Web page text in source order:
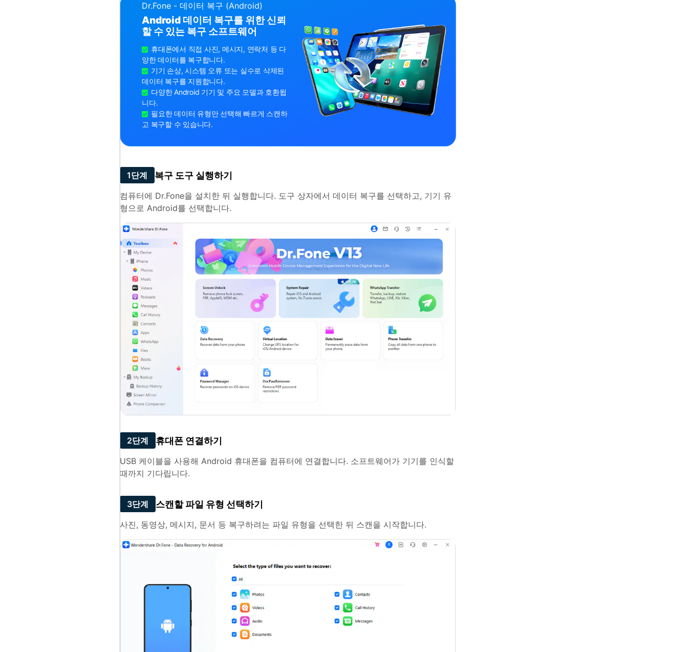
Dr.Fone - 데이터 복구 (Android)
Android 데이터 복구를 위한 신뢰
할 수 있는 복구 소프트웨어
휴대폰에서 직접 사진, 메시지, 연락처 등 다
양한 데이터를 복구합니다.
기기 손상, 시스템 오류 또는 실수로 삭제된
데이터 복구를 지원합니다.
다양한 Android 기기 및 주요 모델과 호환됩
니다.
필요한 데이터 유형만 선택해 빠르게 스캔하
고 복구할 수 있습니다.
1단계 복구 도구 실행하기
컴퓨터에 Dr.Fone을 설치한 뒤 실행합니다. 도구 상자에서 데이터 복구를 선택하고, 기기 유
형으로 Android를 선택합니다.
2단계 휴대폰 연결하기
USB 케이블을 사용해 Android 휴대폰을 컴퓨터에 연결합니다. 소프트웨어가 기기를 인식할
때까지 기다립니다.
3단계 스캔할 파일 유형 선택하기
사진, 동영상, 메시지, 문서 등 복구하려는 파일 유형을 선택한 뒤 스캔을 시작합니다.